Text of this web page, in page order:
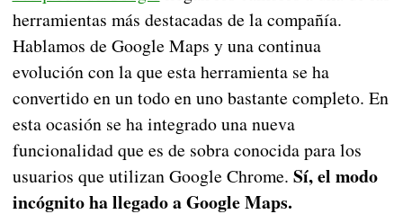
herramientas más destacadas de la compañía.
Hablamos de Google Maps y una continua
evolución con la que esta herramienta se ha
convertido en un todo en uno bastante completo. En
esta ocasión se ha integrado una nueva
funcionalidad que es de sobra conocida para los
usuarios que utilizan Google Chrome. Sí, el modo
incógnito ha llegado a Google Maps.